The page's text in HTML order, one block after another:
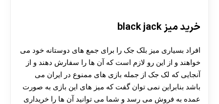
خرید میز black jack
افراد بسیاری میز بلک جک را برای جمع های دوستانه خود می
خواهند و از این رو لازم است که آن ها را سفارش دهند و از
آنجایی که لک جک از جمله بازی های ممنوع در ایران می
باشد بنابراین نمی توان گفت که میز های این بازی به صورت
عمده به فروش می رسد و شما می توانید آن ها را خریداری